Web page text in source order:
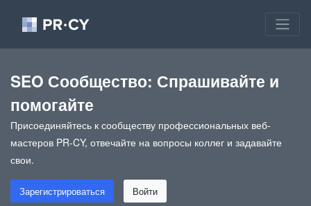
SEO Сообщество: Спрашивайте и
помогайте
Присоединяйтесь к сообществу профессиональных веб-
мастеров PR-CY, отвечайте на вопросы коллег и задавайте
свои.
Зарегистрироваться Войти